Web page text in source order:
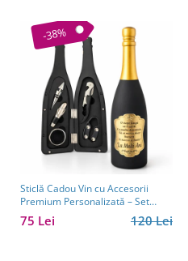
-38%
Sticlă Cadou Vin cu Accesorii
Premium Personalizată – Set
Elegant pentru Bărbați
120 Lei
75 Lei